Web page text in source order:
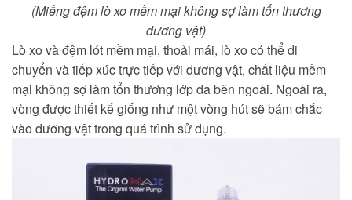
(Miếng đệm lò xo mềm mại không sợ làm tổn thương
dương vật)
Lò xo và đệm lót mềm mại, thoải mái, lò xo có thể di
chuyển và tiếp xúc trực tiếp với dương vật, chất liệu mềm
mại không sợ làm tổn thương lớp da bên ngoài. Ngoài ra,
vòng được thiết kế giống như một vòng hút sẽ bám chắc
vào dương vật trong quá trình sử dụng.